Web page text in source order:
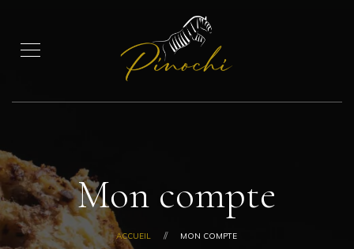
Mon compte
ACCUEIL MON COMPTE